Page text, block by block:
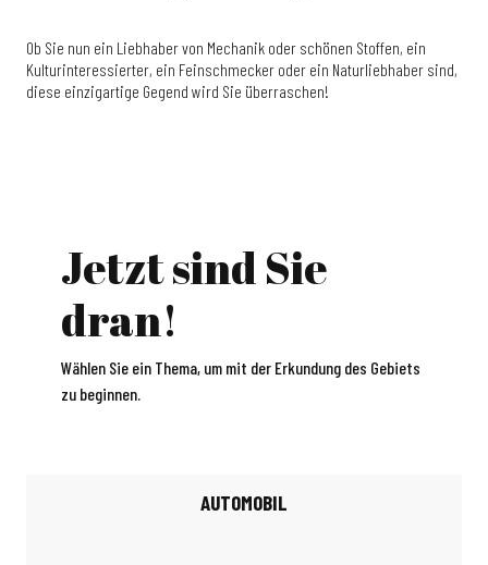
Ob Sie nun ein Liebhaber von Mechanik oder schönen Stoffen, ein
Kulturinteressierter, ein Feinschmecker oder ein Naturliebhaber sind,
diese einzigartige Gegend wird Sie überraschen!
Jetzt sind Sie
dran!
Wählen Sie ein Thema, um mit der Erkundung des Gebiets
zu beginnen.
AUTOMOBIL